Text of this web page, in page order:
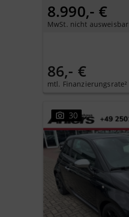
8.990,- €
MwSt. nicht ausweisbar
86,- €
mtl. Finanzierungsrate²
30